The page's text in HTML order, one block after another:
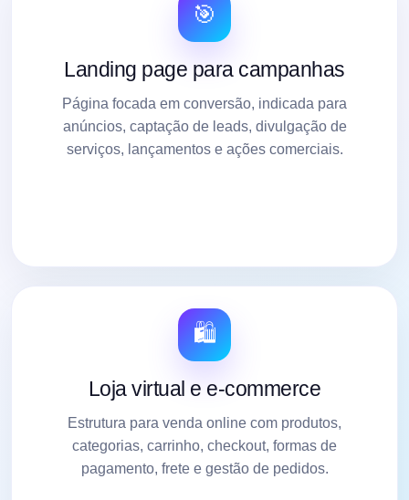
🎯
Landing page para campanhas
Página focada em conversão, indicada para
anúncios, captação de leads, divulgação de
serviços, lançamentos e ações comerciais.
🛍️
Loja virtual e e-commerce
Estrutura para venda online com produtos,
categorias, carrinho, checkout, formas de
pagamento, frete e gestão de pedidos.